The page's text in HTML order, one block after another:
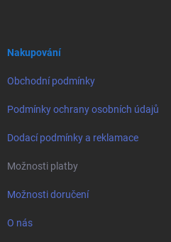
Nakupování
Obchodní podmínky
Podmínky ochrany osobních údajů
Dodací podmínky a reklamace
Možnosti platby
Možnosti doručení
O nás